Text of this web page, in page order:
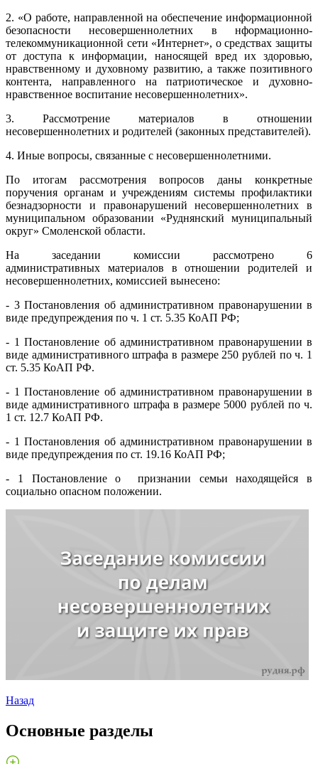
2. «О работе, направленной на обеспечение информационной
безопасности несовершеннолетних в нформационно-
телекоммуникационной сети «Интернет», о средствах защиты
от доступа к информации, наносящей вред их здоровью,
нравственному и духовному развитию, а также позитивного
контента, направленного на патриотическое и духовно-
нравственное воспитание несовершеннолетних».
3. Рассмотрение материалов в отношении
несовершеннолетних и родителей (законных представителей).
4. Иные вопросы, связанные с несовершеннолетними.
По итогам рассмотрения вопросов даны конкретные
поручения органам и учреждениям системы профилактики
безнадзорности и правонарушений несовершеннолетних в
муниципальном образовании «Руднянский муниципальный
округ» Смоленской области.
На заседании комиссии рассмотрено 6
административных материалов в отношении родителей и
несовершеннолетних, комиссией вынесено:
- 3 Постановления об административном правонарушении в
виде предупреждения по ч. 1 ст. 5.35 КоАП РФ;
- 1 Постановление об административном правонарушении в
виде административного штрафа в размере 250 рублей по ч. 1
ст. 5.35 КоАП РФ.
- 1 Постановление об административном правонарушении в
виде административного штрафа в размере 5000 рублей по ч.
1 ст. 12.7 КоАП РФ.
- 1 Постановления об административном правонарушении в
виде предупреждения по ст. 19.16 КоАП РФ;
- 1 Постановление о признании семьи находящейся в
социально опасном положении.
Назад
Основные разделы